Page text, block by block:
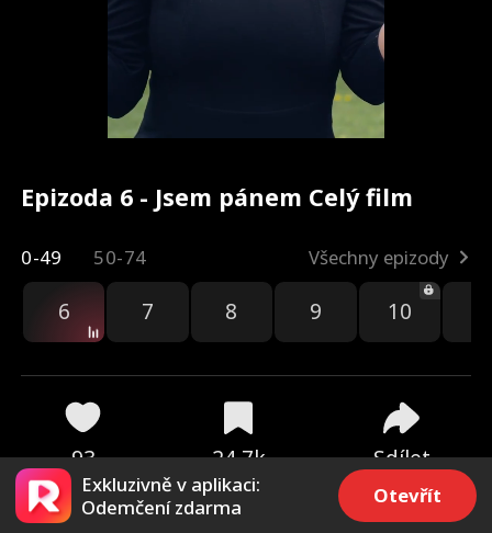
Epizoda 6 - Jsem pánem Celý film
0-49 50-74 Všechny epizody
6 7 8 9 10
93 24.7k Sdílet
Exkluzivně v aplikaci:
Odemčení zdarma
Otevřít